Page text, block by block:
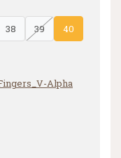
38 39
40
Alpha